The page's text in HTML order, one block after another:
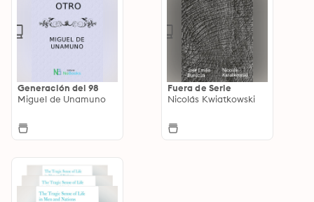
Generación del 98
Miguel de Unamuno
Fuera de Serie
Nicolás Kwiatkowski